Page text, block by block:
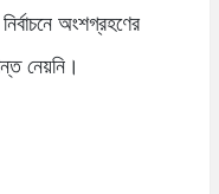
অংশগ্রহণের
নেয়নি।